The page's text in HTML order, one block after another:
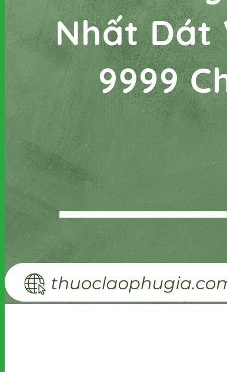
Giỏ hàng
Chưa có sản phẩm trong giỏ hàng.